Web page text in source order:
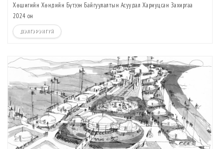
Хөшигийн Хөндийн Бүтээн Байгуулалтын Асуудал Хариуцсан Захиргаа
2024 он
ДЭЛГЭРЭНГҮЙ